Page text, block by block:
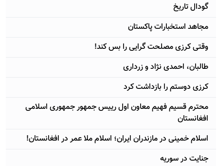
گودال تاریخ
مجاهد استخبارات پاکستان
وقتی کرزی مصلحت گرایی را بس کند!
طالبان، احمدی نژاد و زرداری
کرزی دوستم را بازداشت کرد
محترم قسیم فهیم معاون اول رییس جمهور جمهوری اسلامی
افغانستان
اسلام خمینی در مازندران ایران؛ اسلام ملا عمر در افغانستان!
جنایت در سوریه